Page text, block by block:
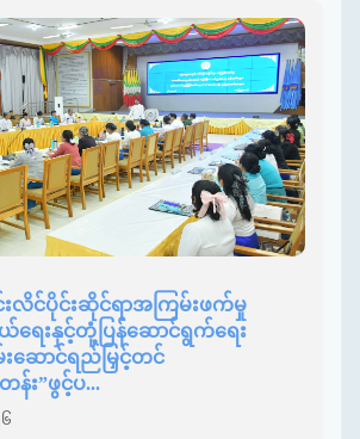
လိင်ပိုင်းဆိုင်ရာအကြမ်းဖက်မှု
ေးနှင့်တုံ့ပြန်ဆောင်ရွက်ရေး
းဆောင်ရည်မြှင့်တင်
န်း”ဖွင့်ပ...
၆